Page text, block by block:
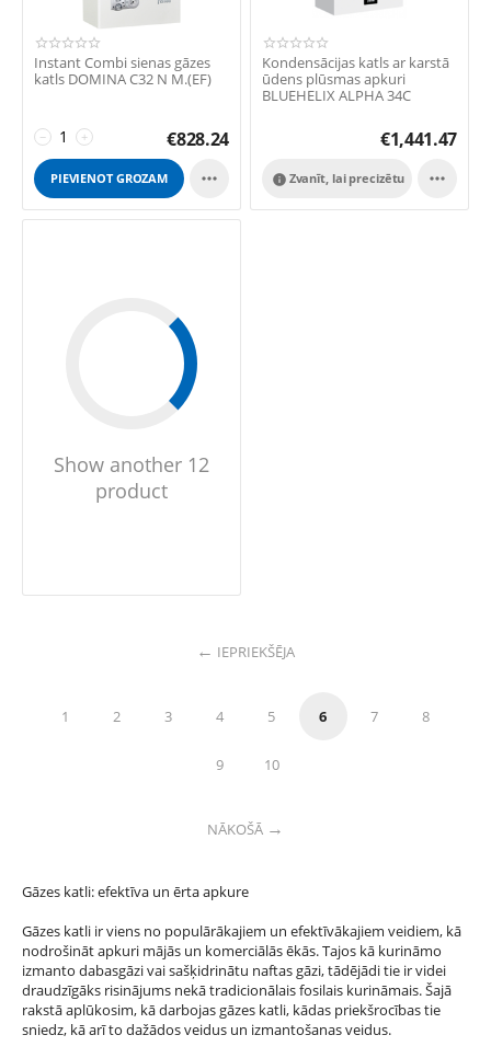
Instant Combi sienas gāzes
katls DOMINA C32 N M.(EF)
+
− €828.24
PIEVIENOT GROZAM 
Kondensācijas katls ar karstā
ūdens plūsmas apkuri
BLUEHELIX ALPHA 34C
€1,441.47
Zvanīt, lai precizētu
 
Show another 12
product
IEPRIEKŠĒJA
1 2 3 4 5 6 7 8
9 10
NĀKOŠĀ
Gāzes katli: efektīva un ērta apkure
Gāzes katli ir viens no populārākajiem un efektīvākajiem veidiem, kā
nodrošināt apkuri mājās un komerciālās ēkās. Tajos kā kurināmo
izmanto dabasgāzi vai sašķidrinātu naftas gāzi, tādējādi tie ir videi
draudzīgāks risinājums nekā tradicionālais fosilais kurināmais. Šajā
rakstā aplūkosim, kā darbojas gāzes katli, kādas priekšrocības tie
sniedz, kā arī to dažādos veidus un izmantošanas veidus.